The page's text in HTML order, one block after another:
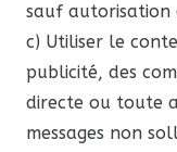
sauf autorisation
c) Utiliser le
publicité, des
directe ou toute
messages non